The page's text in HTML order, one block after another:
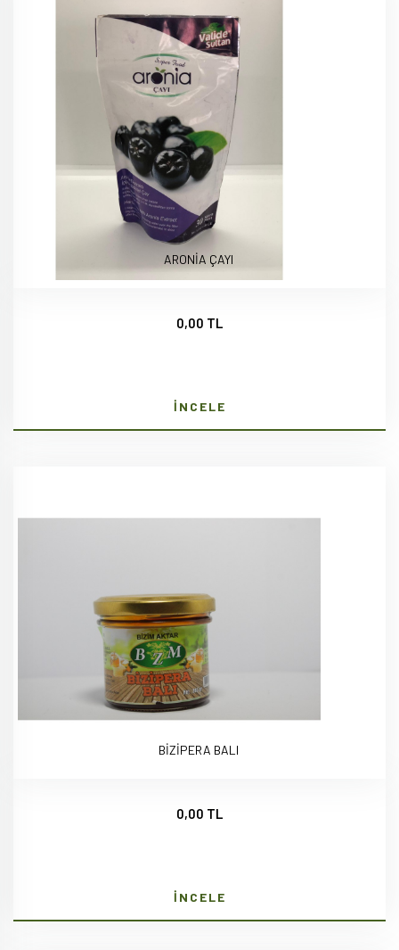
ARONİA ÇAYI
0,00 TL
İNCELE
BİZİPERA BALI
0,00 TL
İNCELE